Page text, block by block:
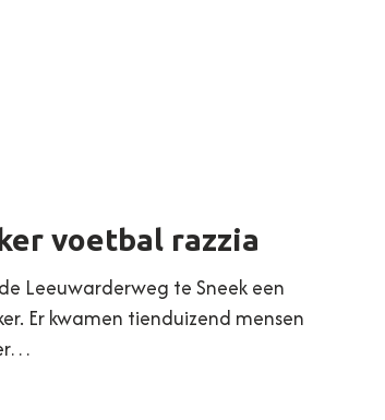
voetbal razzia
Leeuwarderweg te Sneek een
Er kwamen tienduizend mensen